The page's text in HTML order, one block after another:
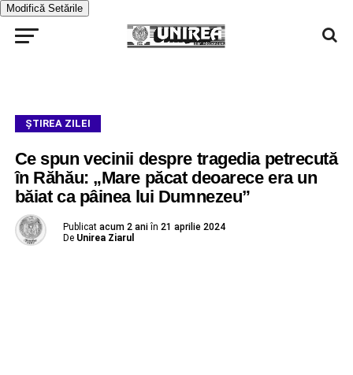
Modifică Setările
ŞTIREA ZILEI
Ce spun vecinii despre tragedia petrecută
în Răhău: „Mare păcat deoarece era un
băiat ca pâinea lui Dumnezeu”
Publicat acum 2 ani în 21 aprilie 2024
De Unirea Ziarul